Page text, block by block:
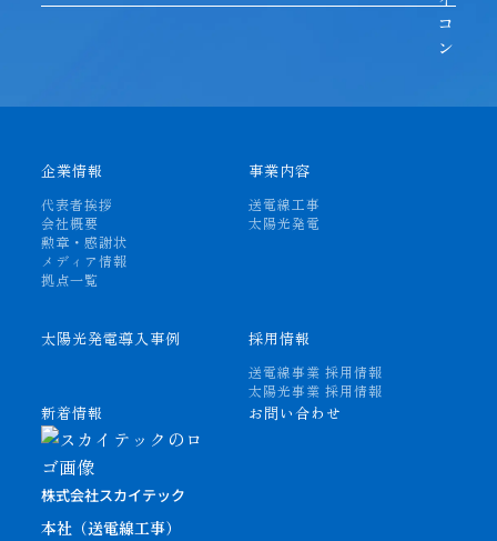
株式会社スカイテック
本社（送電線工事）
企業情報
代表者挨拶
会社概要
勲章・感謝状
メディア情報
拠点一覧
事業内容
送電線工事
太陽光発電
太陽光発電導入事例 採用情報
送電線事業 採用情報
太陽光事業 採用情報
新着情報 お問い合わせ